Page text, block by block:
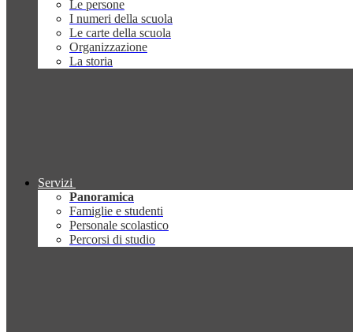
Le persone
I numeri della scuola
Le carte della scuola
Organizzazione
La storia
Servizi
Panoramica
Famiglie e studenti
Personale scolastico
Percorsi di studio